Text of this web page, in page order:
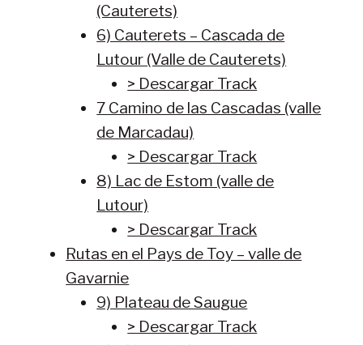
(Cauterets)
6) Cauterets – Cascada de
Lutour (Valle de Cauterets)
> Descargar Track
7 Camino de las Cascadas (valle
de Marcadau)
> Descargar Track
8) Lac de Estom (valle de
Lutour)
> Descargar Track
Rutas en el Pays de Toy – valle de
Gavarnie
9) Plateau de Saugue
> Descargar Track